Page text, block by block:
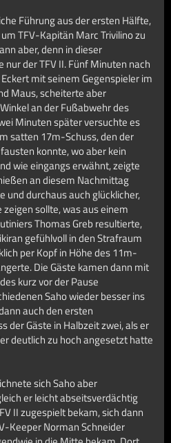
Führung aus der ersten Hälfte,
TFV-Kapitän Marc Trivilino zu
aber, denn in dieser
der TFV II. Fünf Minuten nach
mit seinem Gegenspieler im
Maus, scheiterte aber
an der Fußabwehr des
Minuten später versuchte es
satten 17m-Schuss, den der
konnte, wo aber kein
wie eingangs erwähnt, zeigte
an diesem Nachmittag
und durchaus auch glücklicher,
sollte, was aus einem
Thomas Greb resultierte,
gefühlvoll in den Strafraum
per Kopf in Höhe des 11m-
Die Gäste kamen dann mit
kurz vor der Pause
Saho wieder besser ins
auch den ersten
der Gäste in Halbzeit zwei, als er
deutlich zu hoch angesetzt hatte
sich Saho aber
er leicht abseitsverdächtig
II zugespielt bekam, sich dann
Keeper Norman Schneider